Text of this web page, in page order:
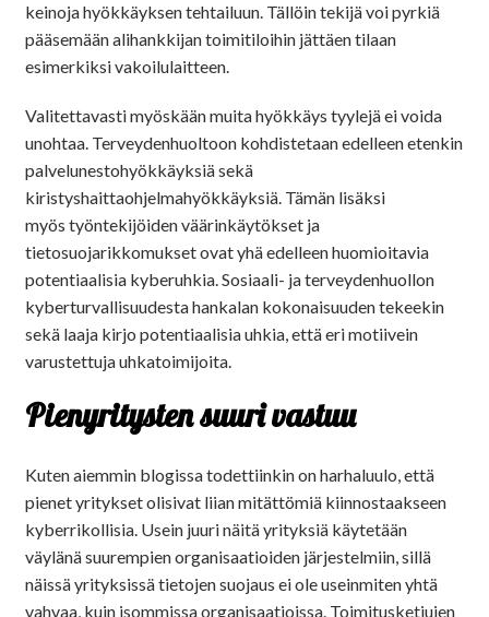
keinoja hyökkäyksen tehtailuun. Tällöin tekijä voi pyrkiä
pääsemään alihankkijan toimitiloihin jättäen tilaan
esimerkiksi vakoilulaitteen.
Valitettavasti myöskään muita hyökkäys tyylejä ei voida
unohtaa. Terveydenhuoltoon kohdistetaan edelleen etenkin
palvelunestohyökkäyksiä sekä
kiristyshaittaohjelmahyökkäyksiä. Tämän lisäksi
myös työntekijöiden väärinkäytökset ja
tietosuojarikkomukset ovat yhä edelleen huomioitavia
potentiaalisia kyberuhkia. Sosiaali- ja terveydenhuollon
kyberturvallisuudesta hankalan kokonaisuuden tekeekin
sekä laaja kirjo potentiaalisia uhkia, että eri motiivein
varustettuja uhkatoimijoita.
Pienyritysten suuri vastuu
Kuten aiemmin blogissa todettiinkin on harhaluulo, että
pienet yritykset olisivat liian mitättömiä kiinnostaakseen
kyberrikollisia. Usein juuri näitä yrityksiä käytetään
väylänä suurempien organisaatioiden järjestelmiin, sillä
näissä yrityksissä tietojen suojaus ei ole useinmiten yhtä
vahvaa, kuin isommissa organisaatioissa. Toimitusketjujen